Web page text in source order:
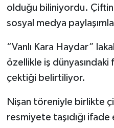
olduğu biliniyordu. Çiftin
sosyal medya
“Vanlı Kara Haydar”
özellikle iş
çektiği belirtiliyor.
Nişan töreniyle birlikte
resmiyete taşıdığı ifade